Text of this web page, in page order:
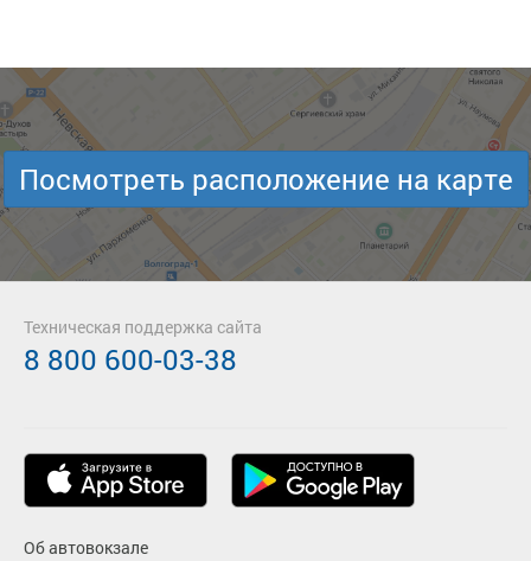
Посмотреть расположение на карте
Об автовокзале
Техническая поддержка сайта
8 800 600-03-38